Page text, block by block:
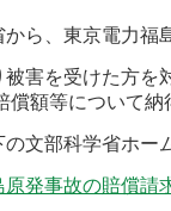
ら、東京電力福
害を受けた方を
償額等について
文部科学省ホー
原発事故の賠償